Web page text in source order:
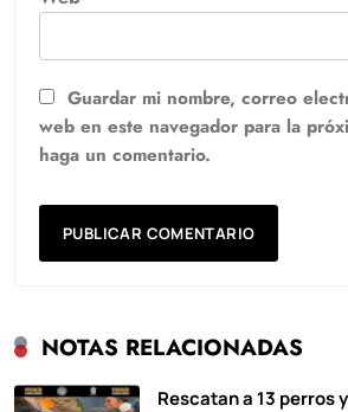
Guardar mi nombre, correo
web en este navegador para la
haga un comentario.
NOTAS RELACIONADAS
Rescatan a 13 perros